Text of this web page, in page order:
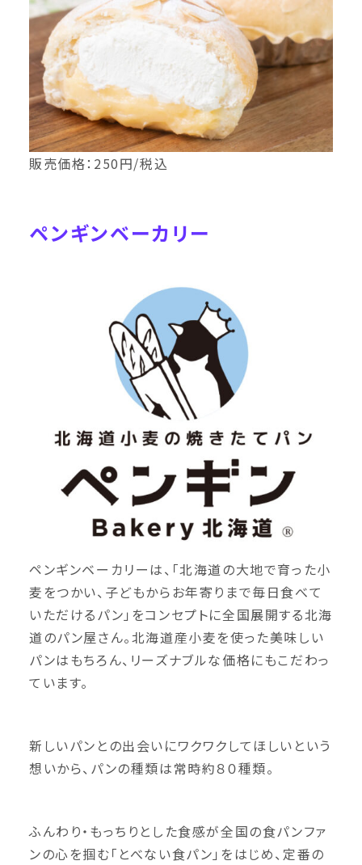
販売価格：250円/税込
ペンギンベーカリー
ペンギンベーカリーは、「北海道の大地で育った小
麦をつかい、子どもからお年寄りまで毎日食べて
いただけるパン」をコンセプトに全国展開する北海
道のパン屋さん。北海道産小麦を使った美味しい
パンはもちろん、リーズナブルな価格にもこだわっ
ています。
新しいパンとの出会いにワクワクしてほしいという
想いから、パンの種類は常時約８０種類。
ふんわり・もっちりとした食感が全国の食パンファ
ンの心を掴む「とべない食パン」をはじめ、定番の